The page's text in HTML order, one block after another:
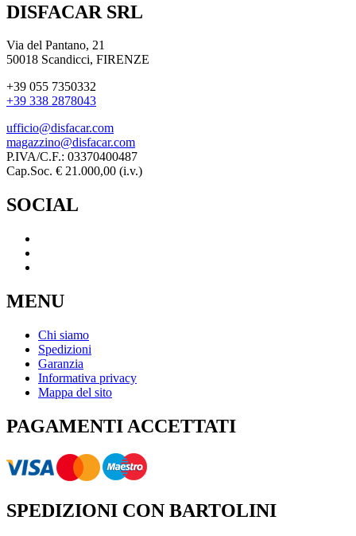
DISFACAR SRL
Via del Pantano, 21
50018 Scandicci, FIRENZE
+39 055 7350332
+39 338 2878043
ufficio@disfacar.com
magazzino@disfacar.com
P.IVA/C.F.: 03370400487
Cap.Soc. € 21.000,00 (i.v.)
SOCIAL
MENU
Chi siamo
Spedizioni
Garanzia
Informativa privacy
Mappa del sito
PAGAMENTI ACCETTATI
SPEDIZIONI CON BARTOLINI